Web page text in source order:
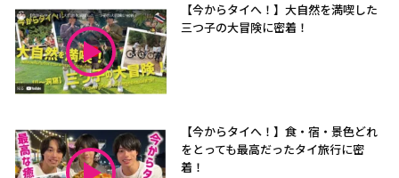
【今からタイへ！】大自然を満喫した
三つ子の大冒険に密着！
【今からタイへ！】食・宿・景色どれ
をとっても最高だったタイ旅行に密
着！